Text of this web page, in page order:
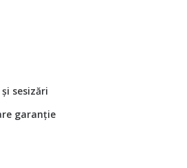
sesizări
garanție